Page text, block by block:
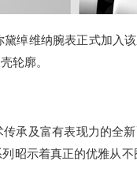
绰维纳腕表正式加入
轮廓。
承及富有表现力的全
昭示着真正的优雅从